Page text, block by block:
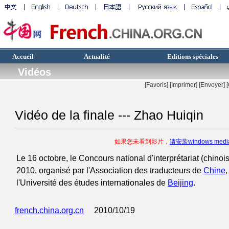
Accueil Actualité Editions spéciales
Vidéos
[Favoris] [Imprimer] [Envoyer]
Vidéo de la finale --- Zhao Huiqin
如果您未看到影片， 请安装windows
Le 16 octobre, le Concours national d'interprétariat
2010, organisé par l'Association des traducteurs de Chine
l'Université des études internationales de Beijing.
french.china.org.cn 2010/10/19